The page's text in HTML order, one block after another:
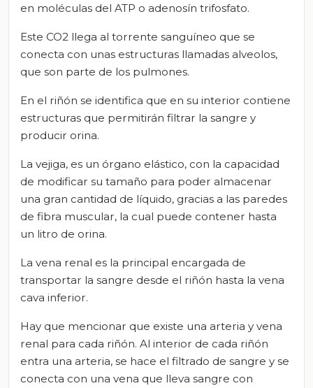
en moléculas del ATP o adenosín trifosfato.
Este CO2 llega al torrente sanguíneo que se
conecta con unas estructuras llamadas alveolos,
que son parte de los pulmones.
En el riñón se identifica que en su interior contiene
estructuras que permitirán filtrar la sangre y
producir orina.
La vejiga, es un órgano elástico, con la capacidad
de modificar su tamaño para poder almacenar
una gran cantidad de líquido, gracias a las paredes
de fibra muscular, la cual puede contener hasta
un litro de orina.
La vena renal es la principal encargada de
transportar la sangre desde el riñón hasta la vena
cava inferior.
Hay que mencionar que existe una arteria y vena
renal para cada riñón. Al interior de cada riñón
entra una arteria, se hace el filtrado de sangre y se
conecta con una vena que lleva sangre con